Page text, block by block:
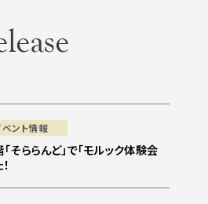
ベント情報
そららんど」で「モルック体験会